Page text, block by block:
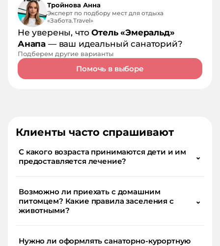
Тройнова Анна
Эксперт по подбору мест для отдыха
«Забота.Travel»
Не уверены, чтоОтель «Эмеральд»
Анапа — ваш идеальный санаторий?
Подберем другие варианты
Помочь в выборе
Клиенты часто спрашивают
С какого возраста принимаются дети и им
предоставляется лечение?
⌄
Возможно ли приехать с домашним
питомцем? Какие правила заселения с
животными?
⌄
Нужно ли оформлять санаторно-курортную